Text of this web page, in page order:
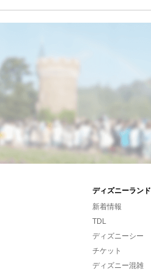
ディズニーランド
新着情報
TDL
ディズニーシー
チケット
ディズニー混雑